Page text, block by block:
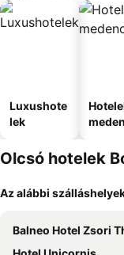
Luxushote
lek
Olcsó hotelek
Az alábbi
Balneo Hotel Zsori Thermal